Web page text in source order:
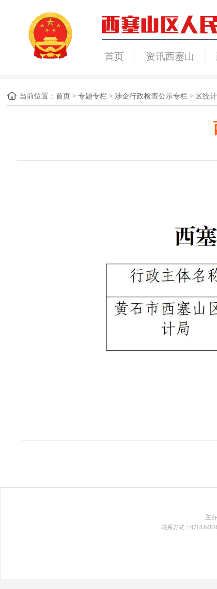
首页 资讯西塞山
当前位置： 首页 > 专题专栏 > 涉企行政检查公示专栏 > 区统
主
联系方式：0714-